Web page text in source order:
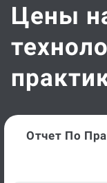
Цены
Отчет По